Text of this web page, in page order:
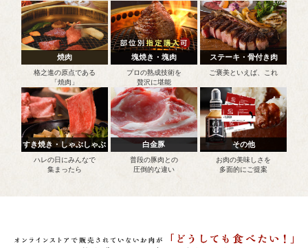
焼肉
格之進の原点である
「焼肉」
塊焼き・塊肉
プロの熟成技術を
贅沢に堪能
ステーキ・骨付き肉
ご褒美といえば、これ
すき焼き・しゃぶしゃぶ
ハレの日にみんなで
集まったら
白金豚
普段の豚肉との
圧倒的な違い
その他
お肉の美味しさを
多面的にご提案